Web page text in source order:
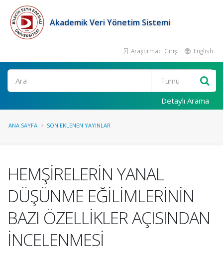
Akademik Veri Yönetim Sistemi
Araştırmacı Girişi English
Ara
Detaylı Arama
ANA SAYFA SON EKLENEN YAYINLAR
HEMŞİRELERİN YANAL
DÜŞÜNME EĞİLİMLERİNİN
BAZI ÖZELLİKLER AÇISINDAN
İNCELENMESİ